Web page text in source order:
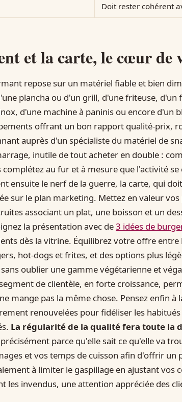
Doit rester cohérent
et la carte, le cœur de
repose sur un matériel fiable et bien
plancha ou d'un grill, d'une friteuse,
d'une machine à paninis ou encore d'un
offrant un bon rapport qualité-prix,
auprès d'un spécialiste du matériel de
inutile de tout acheter en double :
complétez au fur et à mesure que l'activité
ensuite le nerf de la guerre, la carte, qui
sur le plan marketing. Mettez en valeur
associant un plat, une boisson et un
la présentation avec de3 idées de
dès la vitrine. Équilibrez votre offre entre
hot-dogs et frites, et des options plus
oublier une gamme végétarienne et
de clientèle, en forte croissance,
mange pas la même chose. Pensez enfin à
renouvelées pour fidéliser les
La régularité de la qualité fera toute la
parce qu'elle sait ce qu'elle va
et vos temps de cuisson afin d'offrir un
à limiter le gaspillage en ajustant vos
les invendus, une attention appréciée des